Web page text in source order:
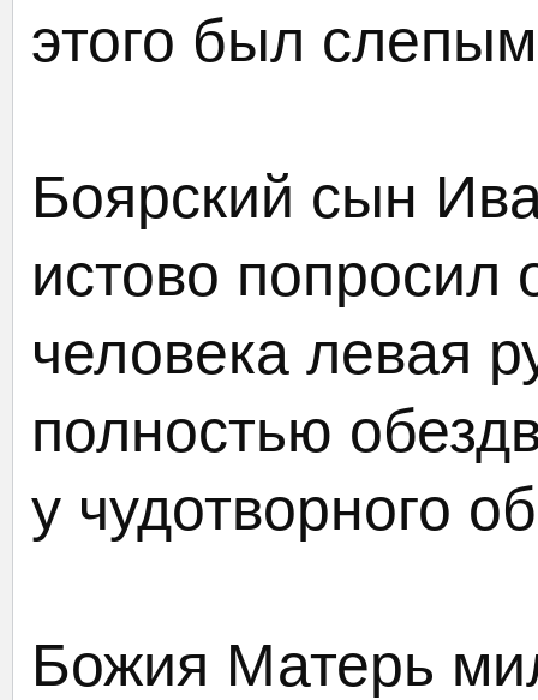
этого был
Боярский сын
истово
человека левая
полностью
у чудотворного
Божия Матерь